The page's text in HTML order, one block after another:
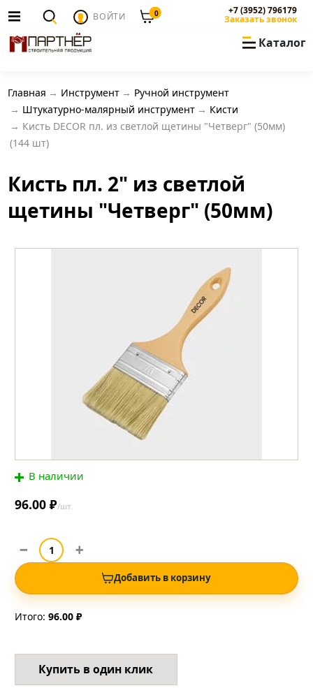
ВОЙТИ 0 +7 (3952) 796179
Заказать звонок
Каталог
Главная Инструмент
Ручной инструмент
Штукатурно-малярный инструмент
Кисти
Кисть DECOR пл. из светлой щетины "Четверг" (50мм)
(144 шт)
Кисть пл. 2" из светлой
щетины "Четверг" (50мм)
В наличии
96.00 ₽/шт.
Добавить в корзину
Итого: 96.00 ₽
Купить в один клик